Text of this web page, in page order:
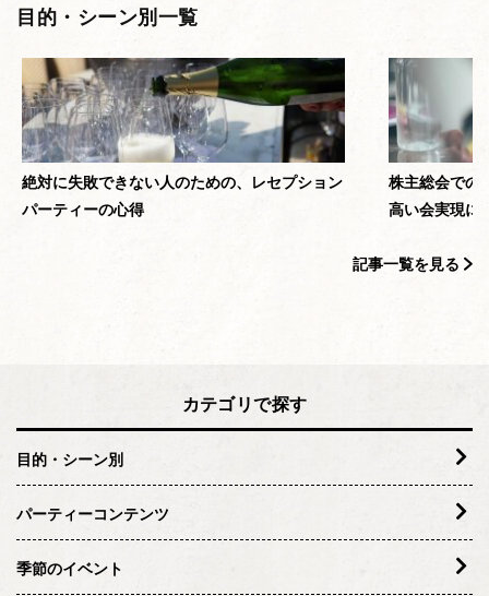
目的・シーン別一覧
絶対に失敗できない人のための、レセプション
パーティーの心得
株主総会での
高い会実現に
記事一覧を見る
カテゴリで探す
目的・シーン別
パーティーコンテンツ
季節のイベント